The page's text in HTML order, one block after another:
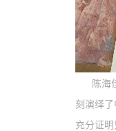
陈海佳
刻演绎
充分证